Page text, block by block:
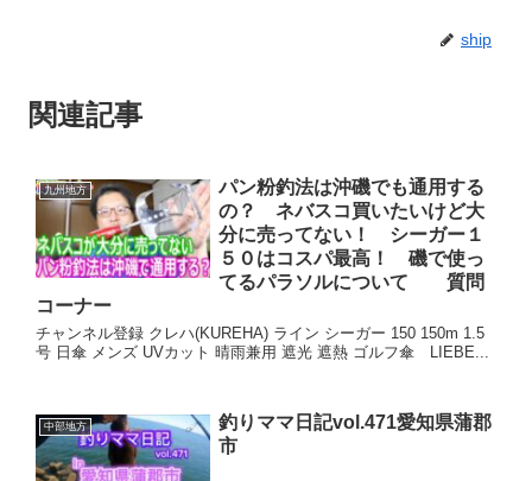
ship
関連記事
九州地方
パン粉釣法は沖磯でも通用する
の？ ネバスコ買いたいけど大
分に売ってない！ シーガー１
５０はコスパ最高！ 磯で使っ
てるパラソルについて 質問
コーナー
チャンネル登録 クレハ(KUREHA) ライン シーガー 150 150m 1.5
号 日傘 メンズ UVカット 晴雨兼用 遮光 遮熱 ゴルフ傘 LIEBE...
中部地方
釣りママ日記vol.471愛知県蒲郡
市